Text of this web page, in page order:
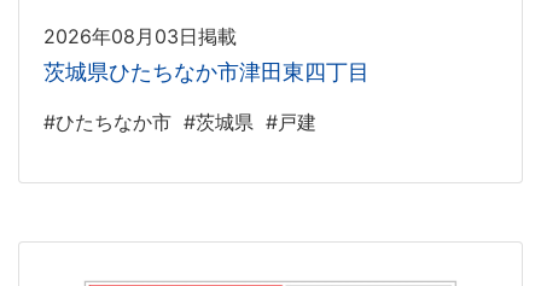
2026年08月03日掲載
茨城県ひたちなか市津田東四丁目
#ひたちなか市 #茨城県 #戸建